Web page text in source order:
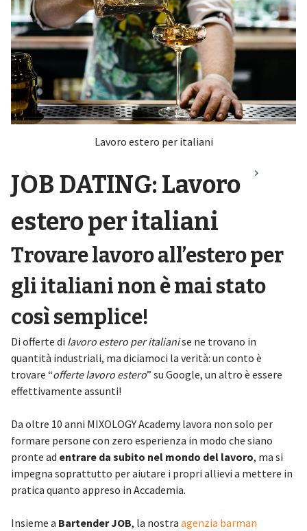
Lavoro estero per italiani
JOB DATING: Lavoro
estero per italiani
Trovare lavoro all’estero per
gli italiani non è mai stato
così semplice!
Di offerte di lavoro estero per italianise ne trovano in
quantità industriali, ma diciamoci la verità: un conto è
trovare “offerte lavoro estero” su Google, un altro è essere
effettivamente assunti!
Da oltre 10 anni MIXOLOGY Academy lavora non solo per
formare persone con zero esperienza in modo che siano
pronte ad entrare da subito nel mondo del lavoro, ma si
impegna soprattutto per aiutare i propri allievi a mettere in
pratica quanto appreso in Accademia.
Insieme a Bartender JOB, la nostra agenzia barman